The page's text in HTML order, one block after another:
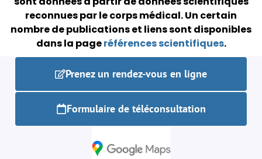
reconnues par le corps médical.Un certain
nombre de publications et liens sont disponibles
dans la pageréférences scientifiques.
Prenez un rendez-vous en ligne
Formulaire de téléconsultation